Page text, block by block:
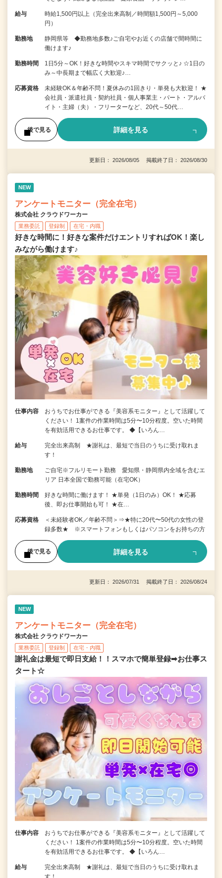
給与
時給1,500円以上（完全出来高制／時間額1,500円～5,000
円）
勤務地
静岡県等 ◆勤務地多数♪ご自宅やお近くの店舗で間時間に
働けます♪
勤務時間
1日5分～OK！好きな時間やスキマ時間でサクッと♪ ☆1日の
み～中長期まで幅広く大歓迎♪…
応募資格
未経験OK＆年齢不問！夏休みの1回きり・単発も大歓迎！ ★
会社員・派遣社員・契約社員・個人事業主・パート・アルバ
イト・主婦（夫）・フリーターなど、20代～50代…
後で見る 詳細を見る
更新日： 2026/08/05 掲載終了日： 2026/08/30
NEW
アンケートモニター（完全在宅）
株式会社 クラウドワーカー
業務委託 登録制 在宅・内職
好きな時間に！好きな案件だけエントリすればOK！楽し
みながら働けます♪
仕事内容
おうちでお仕事ができる『美容系モニター』として活躍して
ください！ 1案件の作業時間は5分〜10分程度。空いた時間
を有効活用できるお仕事です。 ◆【いろん…
給与
完全出来高制 ★謝礼は、最短で当日のうちに受け取れま
す！
勤務地
ご自宅※フルリモート勤務 愛知県・静岡県内全域を含むエ
リア 日本全国で勤務可能（在宅OK）
勤務時間
好きな時間に働けます！ ★単発（1日のみ）OK！ ★応募
後、即お仕事開始も可！ ★在…
応募資格
＜未経験者OK／年齢不問＞⇒★特に20代〜50代の女性の登
録多数★ ※スマートフォンもしくはパソコンをお持ちの方
後で見る 詳細を見る
更新日： 2026/07/31 掲載終了日： 2026/08/24
NEW
アンケートモニター（完全在宅）
株式会社 クラウドワーカー
業務委託 登録制 在宅・内職
謝礼金は最短で即日支給！！スマホで簡単登録➡お仕事ス
タート☆
仕事内容
おうちでお仕事ができる『美容系モニター』として活躍して
ください！ 1案件の作業時間は5分〜10分程度。空いた時間
を有効活用できるお仕事です。 ◆【いろん…
給与
完全出来高制 ★謝礼は、最短で当日のうちに受け取れま